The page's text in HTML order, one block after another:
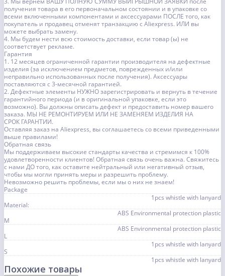
получения товара в его первоначальном состоянии и в упаковке со
всеми включенными компонентами и аксессуарами ПОСЛЕ того, как
покупатель и продавец отменят транзакцию с Aliexpress. ИЛИ вы
можете выбрать замену.
4. Мы будем нести всю стоимость доставки, если товар (ы) не
соответствует рекламе.
Гарантия
1. 12 месяцев ограниченной гарантии производителя на дефектные
изделия (за исключением предметов, поврежденных и/или
неправильно использованных после получения). Аксессуары
поставляются с 3-месячной гарантией.
2. Дефектные элементы НУЖНО зарегистрировать и вернуть в течение
гарантийного периода (и в оригинальной упаковке, если это
возможно). Вы должны описать дефект и предоставить номер вашего
заказа. МЫ НЕ РЕМОНТИРУЕМ ИЛИ НЕ ЗАМЕНЯЕМ ИЗДЕЛИЯ НА
СРОК ГАРАНТИИ.
Оставляя заказ на Aliexpress, вы соглашаетесь со всеми приведенными
выше правилами!
Обратная связь
Мы поддерживаем высокие стандарты качества и стремимся к 100%
удовлетворенности клиентов! Обратная связь очень важна. Свяжитесь
с нами ДО того, как оставите нейтральный или негативный отзыв,
чтобы мы могли принять меры и разрешить проблему.
Невозможно решить проблемы, если мы о них не знаем!
Package
1pcs whistle with lanyard
Material:
ABS Environmental protection plastic
M
ABS Environmental protection plastic
L
1pcs whistle with lanyard
S
1pcs whistle with lanyard
Похожие товары